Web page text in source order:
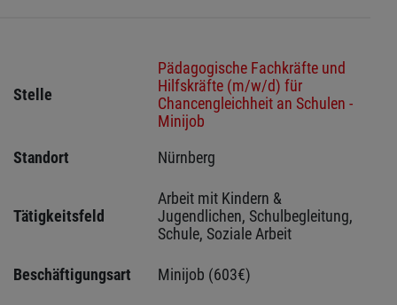
Stelle
Pädagogische Fachkräfte und
Hilfskräfte (m/w/d) für
Chancengleichheit an Schulen -
Minijob
Standort
Nürnberg
Tätigkeitsfeld
Arbeit mit Kindern &
Jugendlichen, Schulbegleitung,
Schule, Soziale Arbeit
Beschäftigungsart Minijob (603€)